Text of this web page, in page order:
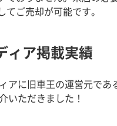
てご売却が可能です。
ィア掲載実績
アに旧車王の運営元であ
いただきました！